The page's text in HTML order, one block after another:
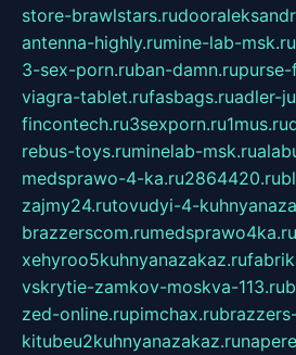
store-brawlstars.ru
antenna-highly.rumine-lab-msk.ru
3-sex-porn.ruban-damn.ru
viagra-tablet.rufasbags.ruadler-
fincontech.ru3sexporn.ru1mus.ru
rebus-toys.ruminelab-msk.ru
medsprawo-4-ka.ru2864420.ru
zajmy24.rutovudyi-4-
brazzerscom.rumedsprawo4ka.ru
xehyroo5kuhnyanazakaz.ru
vskrytie-zamkov-moskva-113.ru
zed-online.rupimchax.ru
kitubeu2kuhnyanazakaz.ru